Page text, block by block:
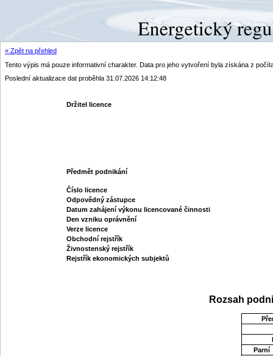
« Zpět na přehled
Tento výpis má pouze informativní charakter. Data pro jeho vytvoření byla získána z
Poslední aktualizace dat proběhla 31.07.2026 14:12:48
Držitel licence
Předmět podnikání
Číslo licence
Odpovědný zástupce
Datum zahájení výkonu licencované činnosti
Den vzniku oprávnění
Verze licence
Obchodní rejstřík
Živnostenský rejstřík
Rejstřík ekonomických subjektů
Rozsah
Parní